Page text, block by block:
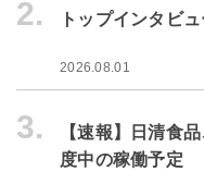
2. トップインタビ
2026.08.01
3.
【速報】日清食
度中の稼働予定